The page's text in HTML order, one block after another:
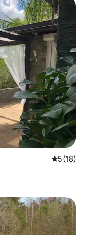
從 18 則
5 (18)